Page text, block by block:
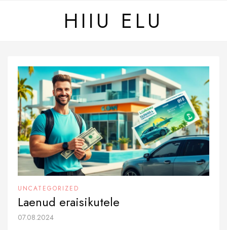
HIIU ELU
UNCATEGORIZED
Laenud eraisikutele
07.08.2024